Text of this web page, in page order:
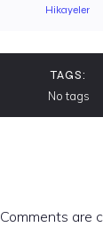
Hikayeler
TAGS:
No tags
Comments are